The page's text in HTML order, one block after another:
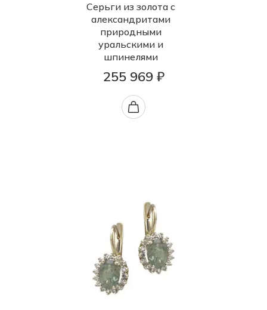
Серьги из золота с
александритами
природными
уральскими и
шпинелями
255 969 ₽